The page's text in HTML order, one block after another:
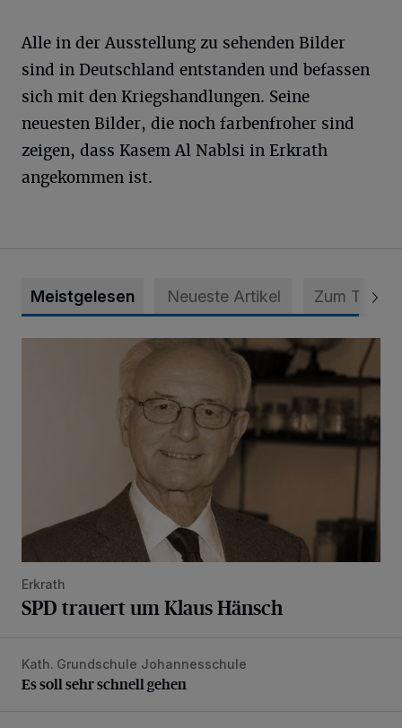
Alle in der Ausstellung zu sehenden Bilder
sind in Deutschland entstanden und befassen
sich mit den Kriegshandlungen. Seine
neuesten Bilder, die noch farbenfroher sind
zeigen, dass Kasem Al Nablsi in Erkrath
angekommen ist.
Meistgelesen Neueste Artikel Zum Thema
SPD trauert um Klaus Hänsch
Erkrath
SPD trauert um Klaus Hänsch
Es soll sehr schnell gehen
Kath. Grundschule Johannesschule
Es soll sehr schnell gehen